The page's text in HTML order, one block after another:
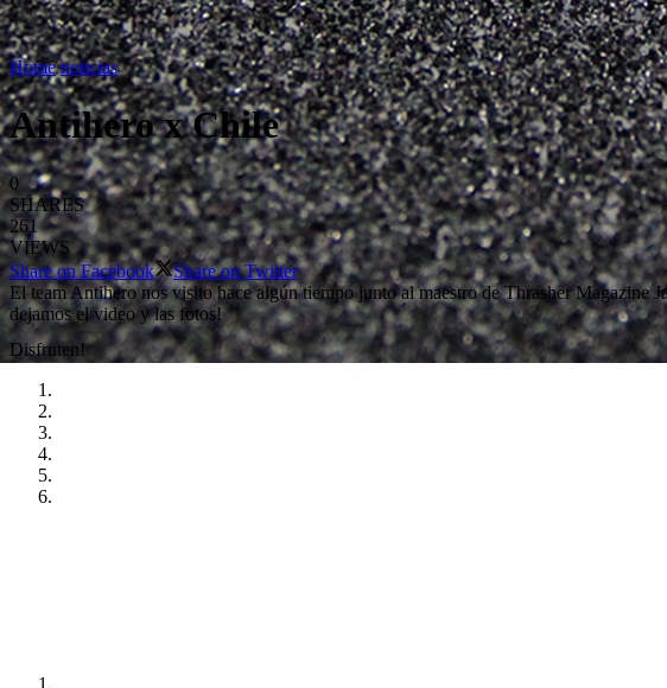
Home noticias
Antihero x Chile
0
SHARES
261
VIEWS
Share on Facebook
Share on Twitter
El team Antihero nos visito hace algún tiempo junto al maestro de Thrasher Magazine
dejamos el video y las fotos!
Disfruten!